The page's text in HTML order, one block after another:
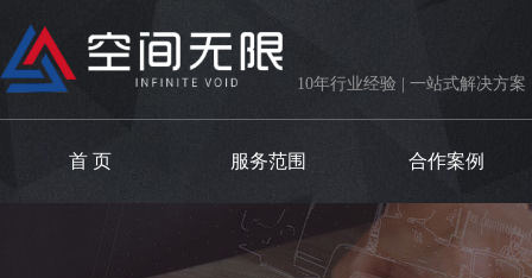
10年行业经验 | 一站式解决方
首 页 服务范围 合作案例